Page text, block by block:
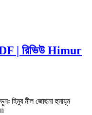
| রিভিউ Himur
হিমুর নীল জোছনা হুমায়ূন